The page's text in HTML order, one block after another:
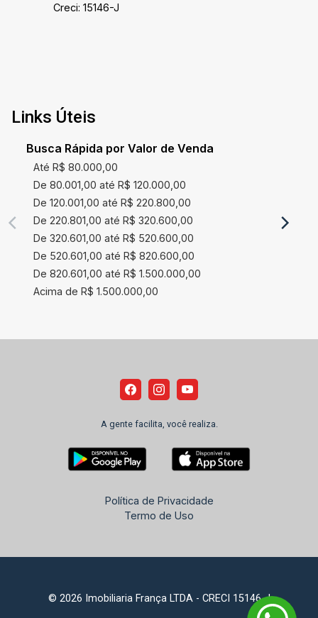
Creci: 15146-J
Links Úteis
Busca Rápida por Valor de Venda
Até R$ 80.000,00
De 80.001,00 até R$ 120.000,00
De 120.001,00 até R$ 220.800,00
De 220.801,00 até R$ 320.600,00
De 320.601,00 até R$ 520.600,00
De 520.601,00 até R$ 820.600,00
De 820.601,00 até R$ 1.500.000,00
Acima de R$ 1.500.000,00
A gente facilita, você realiza.
Política de Privacidade
Termo de Uso
© 2026 Imobiliaria França LTDA - CRECI 15146-J